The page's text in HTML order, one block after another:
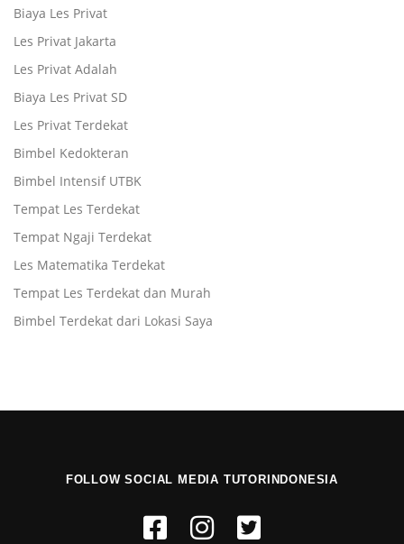
Biaya Les Privat
Les Privat Jakarta
Les Privat Adalah
Biaya Les Privat SD
Les Privat Terdekat
Bimbel Kedokteran
Bimbel Intensif UTBK
Tempat Les Terdekat
Tempat Ngaji Terdekat
Les Matematika Terdekat
Tempat Les Terdekat dan Murah
Bimbel Terdekat dari Lokasi Saya
FOLLOW SOCIAL MEDIA TUTORINDONESIA